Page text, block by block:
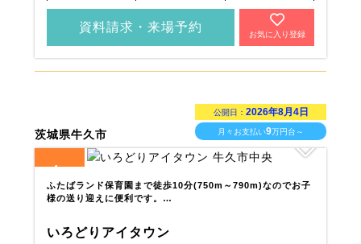
資料請求・来場予約
お気に入り登録
茨城県牛久市
公開日： 2026年8月4日
月々お支払い9万円台～
4
ふたばランド保育園まで徒歩10分(750m～790m)なのでお子
様の送り迎えに便利です。…
いろどりアイタウン